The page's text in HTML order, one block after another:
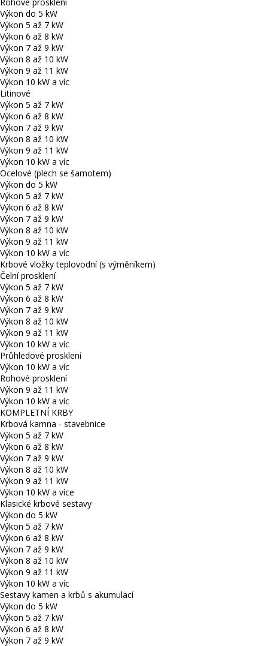
Výkon do 5 kW
Výkon 5 až 7 kW
Výkon 6 až 8 kW
Výkon 7 až 9 kW
Výkon 8 až 10 kW
Výkon 9 až 11 kW
Výkon 10 kW a víc
Litinové
Výkon 5 až 7 kW
Výkon 6 až 8 kW
Výkon 7 až 9 kW
Výkon 8 až 10 kW
Výkon 9 až 11 kW
Výkon 10 kW a víc
Ocelové (plech se šamotem)
Výkon do 5 kW
Výkon 5 až 7 kW
Výkon 6 až 8 kW
Výkon 7 až 9 kW
Výkon 8 až 10 kW
Výkon 9 až 11 kW
Výkon 10 kW a víc
Krbové vložky teplovodní (s výměníkem)
Čelní prosklení
Výkon 5 až 7 kW
Výkon 6 až 8 kW
Výkon 7 až 9 kW
Výkon 8 až 10 kW
Výkon 9 až 11 kW
Výkon 10 kW a víc
Průhledové prosklení
Výkon 10 kW a víc
Rohové prosklení
Výkon 9 až 11 kW
Výkon 10 kW a víc
KOMPLETNÍ KRBY
Krbová kamna - stavebnice
Výkon 5 až 7 kW
Výkon 6 až 8 kW
Výkon 7 až 9 kW
Výkon 8 až 10 kW
Výkon 9 až 11 kW
Výkon 10 kW a více
Klasické krbové sestavy
Výkon do 5 kW
Výkon 5 až 7 kW
Výkon 6 až 8 kW
Výkon 7 až 9 kW
Výkon 8 až 10 kW
Výkon 9 až 11 kW
Výkon 10 kW a víc
Sestavy kamen a krbů s akumulací
Výkon do 5 kW
Výkon 5 až 7 kW
Výkon 6 až 8 kW
Výkon 7 až 9 kW